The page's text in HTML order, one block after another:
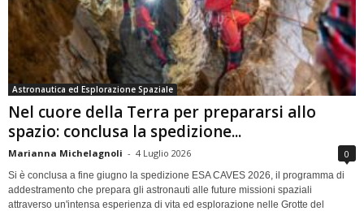
Astronautica ed Esplorazione Spaziale
Nel cuore della Terra per prepararsi allo
spazio: conclusa la spedizione...
Marianna Michelagnoli - 4 Luglio 2026 0
Si è conclusa a fine giugno la spedizione ESA CAVES 2026, il programma di
addestramento che prepara gli astronauti alle future missioni spaziali
attraverso un'intensa esperienza di vita ed esplorazione nelle Grotte del